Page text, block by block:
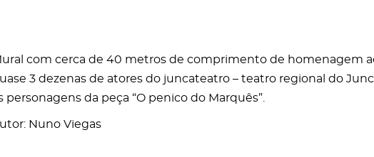
com cerca de 40 metros de comprimento de homenagem
3 dezenas de atores do juncateatro – teatro regional do
personagens da peça “O penico do Marquês”.
Nuno Viegas